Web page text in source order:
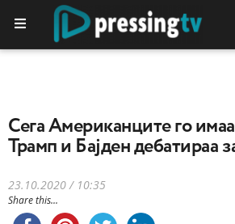
Сега Американците го
Трамп и Бајден дебатираа
23.10.2020 / 10:35
Share this...